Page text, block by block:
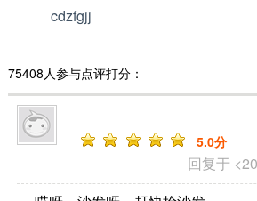
cdzfgjj
75408人参与点评打分：
回复于
5.0分